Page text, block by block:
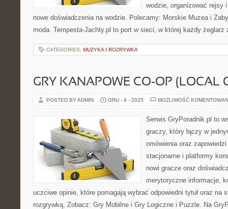
wodzie, organizować rejsy
nowe doświadczenia na wodzie. Polecamy: Morskie Muzea i
moda. Tempesta-Jachty.pl to port w sieci, w której każdy
CATEGORIES: MUZYKA I ROZRYWKA
GRY KANAPOWE CO-OP (LOCAL
POSTED BY ADMIN GRU - 4 - 2025 MOŻLIWOŚĆ
Serwis GryPoradnik.pl to
graczy, który łączy w
omówienia oraz
stacjonarne i platformy
nowi gracze oraz
merytoryczne informacje,
uczciwe opinie, które pomagają wybrać odpowiedni tytuł oraz na
rozgrywką. Zobacz: Gry Mobilne i Gry Logiczne i Puzzle. Na